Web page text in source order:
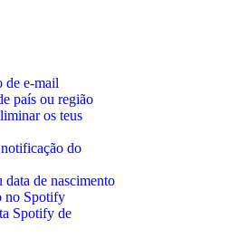
de e-mail
país ou região
os teus
do
de nascimento
no Spotify
Spotify de